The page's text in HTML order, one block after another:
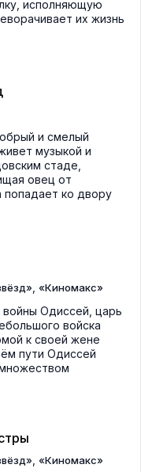
исполняющую
их жизнь
и смелый
музыкой и
стаде,
овец от
ко двору
, «Киномакс»
войны Одиссей, царь
войска
к своей жене
пути Одиссей
, «Киномакс»